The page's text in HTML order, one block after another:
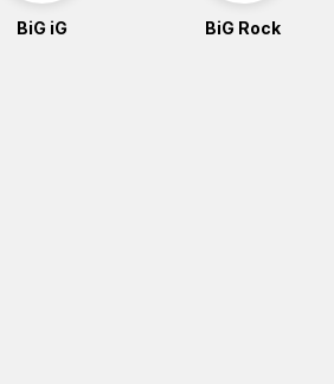
BiG iG BiG Rock